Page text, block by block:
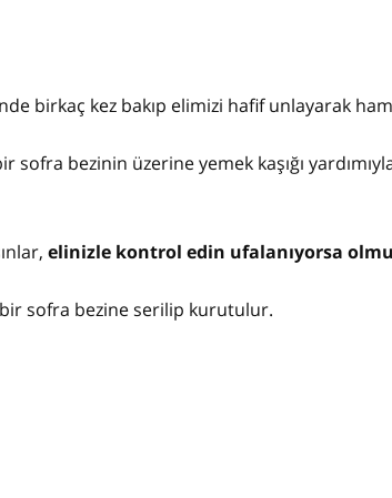
birkaç kez bakıp elimizi hafif unlayarak
sofra bezinin üzerine yemek kaşığı
elinizle kontrol edin ufalanıyorsa
sofra bezine serilip kurutulur.